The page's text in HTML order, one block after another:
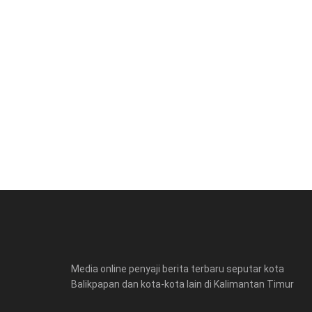
Media online penyaji berita terbaru seputar kota
Balikpapan dan kota-kota lain di Kalimantan Timur